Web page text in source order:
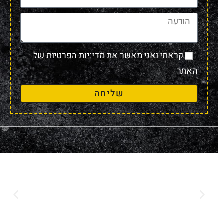
קראתי ואני מאשר אתמדיניות הפרטיותשל
האתר
שליחה